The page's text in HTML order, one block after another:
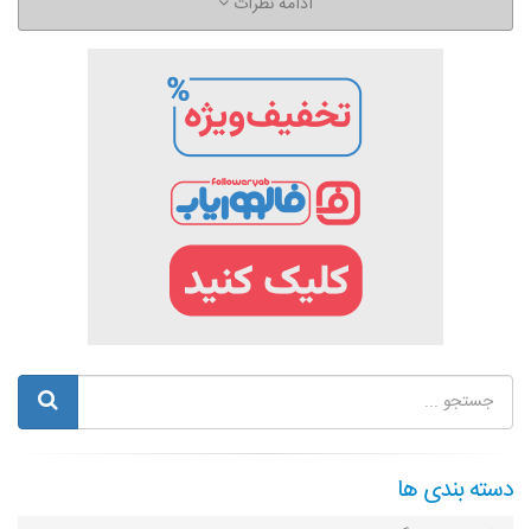
دسته بندی ها